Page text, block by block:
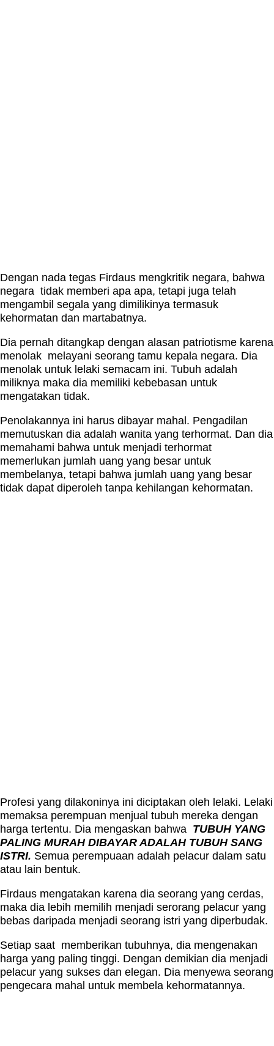
Dengan nada tegas Firdaus mengkritik negara, bahwa
negara tidak memberi apa apa, tetapi juga telah
mengambil segala yang dimilikinya termasuk
kehormatan dan martabatnya.
Dia pernah ditangkap dengan alasan patriotisme karena
menolak melayani seorang tamu kepala negara. Dia
menolak untuk lelaki semacam ini. Tubuh adalah
miliknya maka dia memiliki kebebasan untuk
mengatakan tidak.
Penolakannya ini harus dibayar mahal. Pengadilan
memutuskan dia adalah wanita yang terhormat. Dan dia
memahami bahwa untuk menjadi terhormat
memerlukan jumlah uang yang besar untuk
membelanya, tetapi bahwa jumlah uang yang besar
tidak dapat diperoleh tanpa kehilangan kehormatan.
Profesi yang dilakoninya ini diciptakan oleh lelaki. Lelaki
memaksa perempuan menjual tubuh mereka dengan
harga tertentu. Dia mengaskan bahwa TUBUH YANG
PALING MURAH DIBAYAR ADALAH TUBUH SANG
ISTRI. Semua perempuaan adalah pelacur dalam satu
atau lain bentuk.
Firdaus mengatakan karena dia seorang yang cerdas,
maka dia lebih memilih menjadi serorang pelacur yang
bebas daripada menjadi seorang istri yang diperbudak.
Setiap saat memberikan tubuhnya, dia mengenakan
harga yang paling tinggi. Dengan demikian dia menjadi
pelacur yang sukses dan elegan. Dia menyewa seorang
pengecara mahal untuk membela kehormatannya.